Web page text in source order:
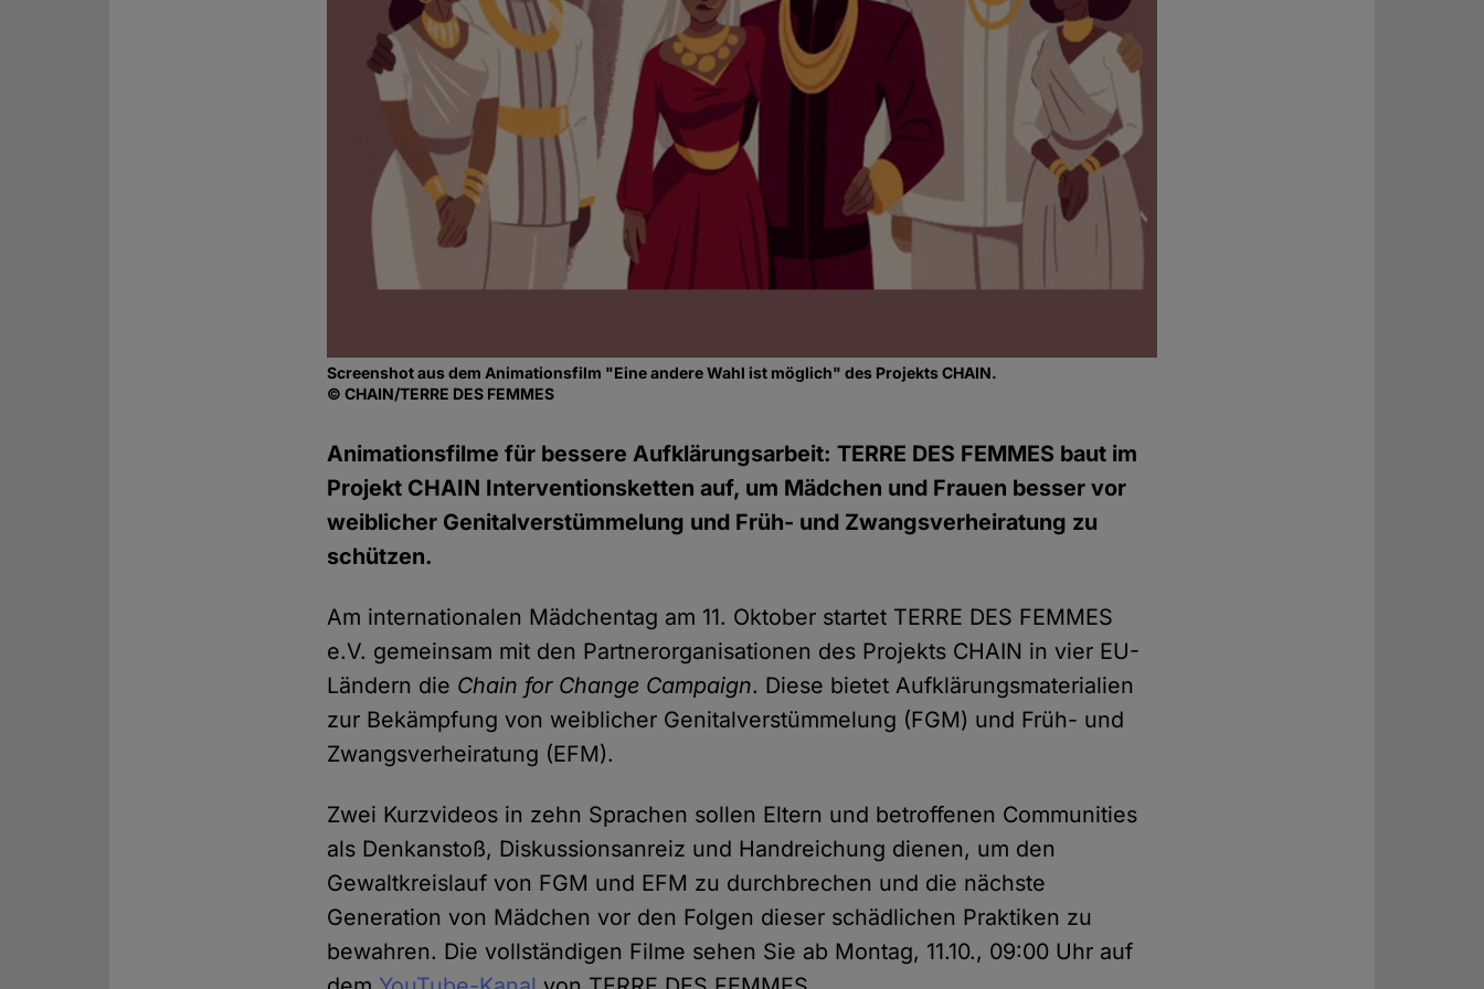
Screenshot aus dem Animationsfilm "Eine andere Wahl ist möglich" des Projekts CHAIN.
© CHAIN/TERRE DES FEMMES
Animationsfilme für bessere Aufklärungsarbeit: TERRE DES FEMMES baut im
Projekt CHAIN Interventionsketten auf, um Mädchen und Frauen besser vor
weiblicher Genitalverstümmelung und Früh- und Zwangsverheiratung zu
schützen.
Am internationalen Mädchentag am 11. Oktober startet TERRE DES FEMMES
e.V. gemeinsam mit den Partnerorganisationen des Projekts CHAIN in vier EU-
Ländern die Chain for Change Campaign. Diese bietet Aufklärungsmaterialien
zur Bekämpfung von weiblicher Genitalverstümmelung (FGM) und Früh- und
Zwangsverheiratung (EFM).
Zwei Kurzvideos in zehn Sprachen sollen Eltern und betroffenen Communities
als Denkanstoß, Diskussionsanreiz und Handreichung dienen, um den
Gewaltkreislauf von FGM und EFM zu durchbrechen und die nächste
Generation von Mädchen vor den Folgen dieser schädlichen Praktiken zu
bewahren. Die vollständigen Filme sehen Sie ab Montag, 11.10., 09:00 Uhr auf